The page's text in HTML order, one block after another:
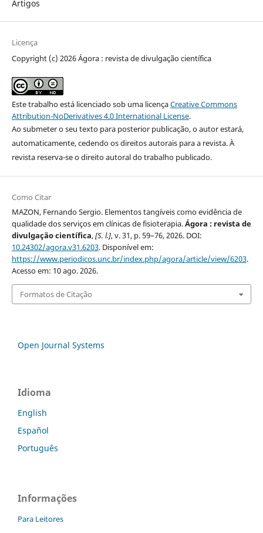
Artigos
Licença
Copyright (c) 2026 Ágora : revista de divulgação científica
Este trabalho está licenciado sob uma licençaCreative Commons
Attribution-NoDerivatives 4.0 International License.
Ao submeter o seu texto para posterior publicação, o autor estará,
automaticamente, cedendo os direitos autorais para a revista. À
revista reserva-se o direito autoral do trabalho publicado.
Como Citar
MAZON, Fernando Sergio. Elementos tangíveis como evidência de
qualidade dos serviços em clínicas de fisioterapia.Ágora : revista de
divulgação científica,[S. l.], v. 31, p. 59–76, 2026. DOI:
10.24302/agora.v31.6203. Disponível em:
https://www.periodicos.unc.br/index.php/agora/article/view/6203.
Acesso em: 10 ago. 2026.
Formatos de Citação
Open Journal Systems
Idioma
English
Español
Português
Informações
Para Leitores